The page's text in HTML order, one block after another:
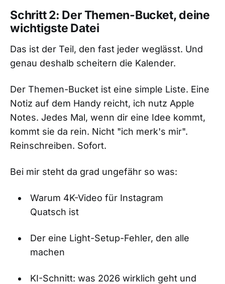
Schritt 2: Der Themen-Bucket, deine
wichtigste Datei
Das ist der Teil, den fast jeder weglässt. Und
genau deshalb scheitern die Kalender.
Der Themen-Bucket ist eine simple Liste. Eine
Notiz auf dem Handy reicht, ich nutz Apple
Notes. Jedes Mal, wenn dir eine Idee kommt,
kommt sie da rein. Nicht "ich merk's mir".
Reinschreiben. Sofort.
Bei mir steht da grad ungefähr so was:
Warum 4K-Video für Instagram
Quatsch ist
Der eine Light-Setup-Fehler, den alle
machen
KI-Schnitt: was 2026 wirklich geht und